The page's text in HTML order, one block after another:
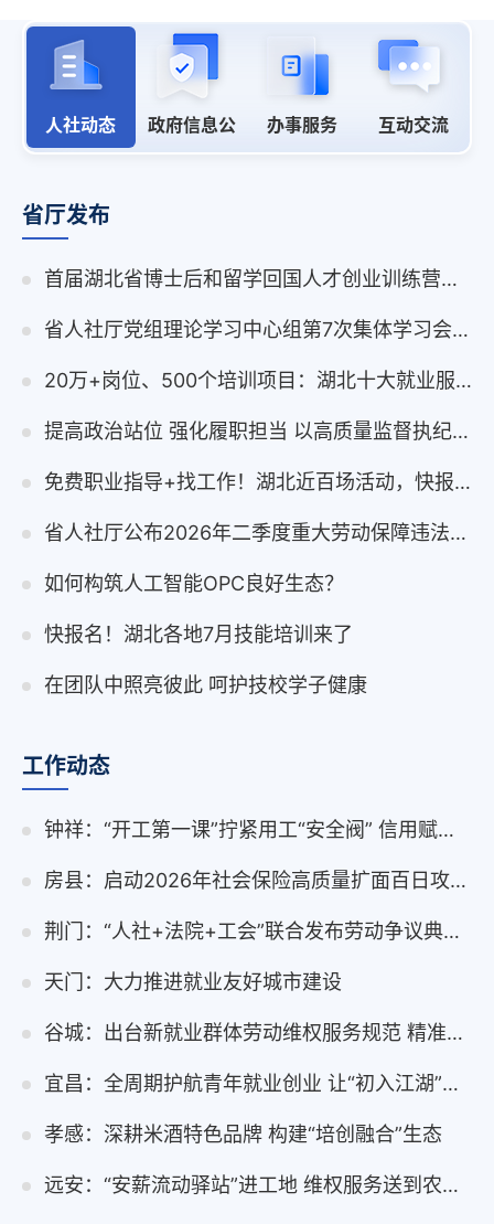
人社动态
政府信息公
开
办事服务 互动交流
省厅发布
首届湖北省博士后和留学回国人才创业训练营在浙举行
省人社厅党组理论学习中心组第7次集体学习会议举行
20万+岗位、500个培训项目：湖北十大就业服务举措发布！
提高政治站位 强化履职担当 以高质量监督执纪保障人社事业高质量发展
免费职业指导+找工作！湖北近百场活动，快报名！
省人社厅公布2026年二季度重大劳动保障违法行为案件
如何构筑人工智能OPC良好生态？
快报名！湖北各地7月技能培训来了
在团队中照亮彼此 呵护技校学子健康
工作动态
钟祥：“开工第一课”拧紧用工“安全阀” 信用赋能守护劳动者“薪”安
房县：启动2026年社会保险高质量扩面百日攻坚行动
荆门：“人社+法院+工会”联合发布劳动争议典型案例 以案释法促和谐
天门：大力推进就业友好城市建设
谷城：出台新就业群体劳动维权服务规范 精准护航新业态劳动者
宜昌：全周期护航青年就业创业 让“初入江湖”更有底气
孝感：深耕米酒特色品牌 构建“培创融合”生态
远安：“安薪流动驿站”进工地 维权服务送到农民工身边